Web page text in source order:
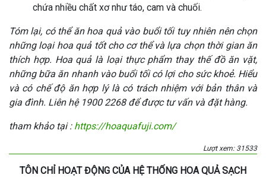
chứa nhiều chất xơ như táo, cam và chuối.
Tóm lại, có thể ăn hoa quả vào buổi tối tuy nhiên nên chọn
những loại hoa quả tốt cho cơ thể và lựa chọn thời gian ăn
thích hợp. Hoa quả là loại thực phẩm thay thế đồ ăn vặt,
những bữa ăn nhanh vào buổi tối có lợi cho sức khoẻ. Hiểu
và có chế độ ăn hợp lý là có trách nhiệm với bản thân và
gia đình. Liên hệ 1900 2268 để được tư vấn và đặt hàng.
tham khảo tại : https://hoaquafuji.com/
Lượt xem: 31533
TÔN CHỈ HOẠT ĐỘNG CỦA HỆ THỐNG HOA QUẢ SẠCH